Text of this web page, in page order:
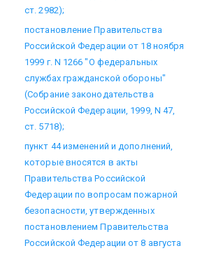
ст. 2982);
постановление Правительства
Российской Федерации от 18 ноября
1999 г. N 1266 "О федеральных
службах гражданской обороны"
(Собрание законодательства
Российской Федерации, 1999, N 47,
ст. 5718);
пункт 44 изменений и дополнений,
которые вносятся в акты
Правительства Российской
Федерации по вопросам пожарной
безопасности, утвержденных
постановлением Правительства
Российской Федерации от 8 августа